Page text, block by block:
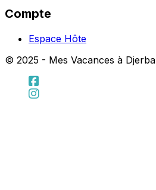
Compte
Espace Hôte
© 2025 - Mes Vacances à Djerba